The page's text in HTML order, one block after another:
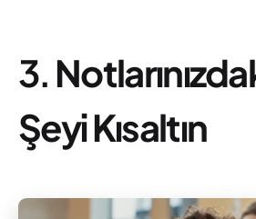
3.
Şeyi Kısaltın